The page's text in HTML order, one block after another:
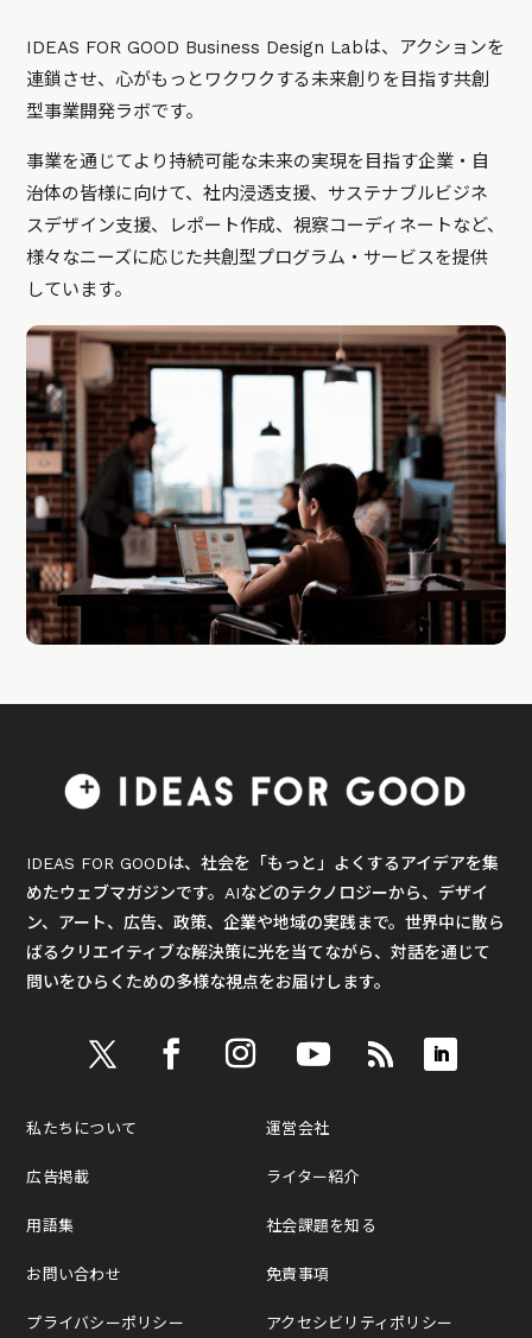
IDEAS FOR GOOD Business Design Labは、アクションを
連鎖させ、心がもっとワクワクする未来創りを目指す共創
型事業開発ラボです。
事業を通じてより持続可能な未来の実現を目指す企業・自
治体の皆様に向けて、社内浸透支援、サステナブルビジネ
スデザイン支援、レポート作成、視察コーディネートなど、
様々なニーズに応じた共創型プログラム・サービスを提供
しています。
IDEAS FOR GOODは、社会を「もっと」よくするアイデアを集
めたウェブマガジンです。AIなどのテクノロジーから、デザイ
ン、アート、広告、政策、企業や地域の実践まで。世界中に散ら
ばるクリエイティブな解決策に光を当てながら、対話を通じて
問いをひらくための多様な視点をお届けします。
私たちについて
広告掲載
用語集
お問い合わせ
プライバシーポリシー
運営会社
ライター紹介
社会課題を知る
免責事項
アクセシビリティポリシー